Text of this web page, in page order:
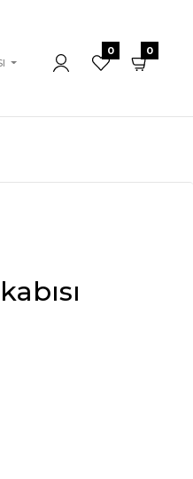
0 0